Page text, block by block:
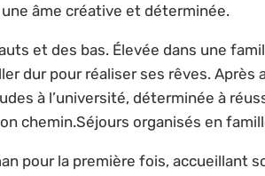
âme créative et déterminée.
et des bas. Élevée dans une
dur pour réaliser ses rêves. Après
à l’université, déterminée à
chemin.Séjours organisés en
pour la première fois, accueillant